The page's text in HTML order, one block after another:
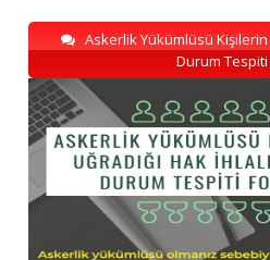
Askerlik Yükümlüsü Kişilerin
Durum Tespiti